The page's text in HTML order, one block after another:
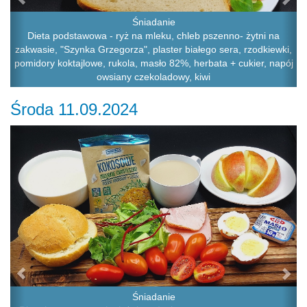
Śniadanie
Dieta podstawowa - ryż na mleku, chleb pszenno- żytni na
zakwasie, "Szynka Grzegorza", plaster białego sera, rzodkiewki,
pomidory koktajlowe, rukola, masło 82%, herbata + cukier, napój
owsiany czekoladowy, kiwi
Środa 11.09.2024
Śniadanie